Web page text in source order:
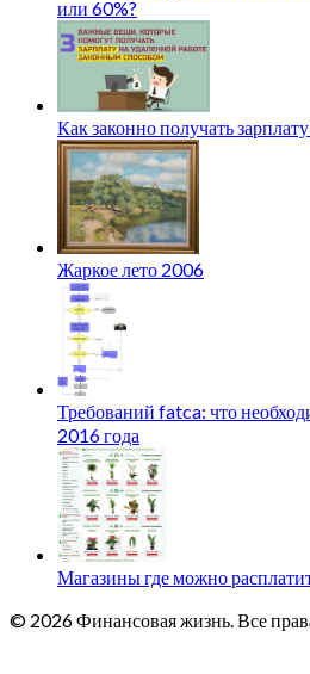
или 60%?
Как законно получать
Жаркое лето 2006
Требований fatca: что
2016 года
Магазины где можно
© 2026 Финансовая жизнь. Все